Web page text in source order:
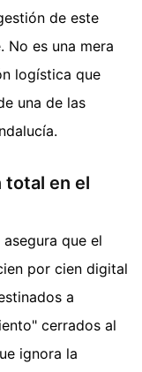
de este
No es una mera
logística que
una de las
total en el
que el
por cien digital
a
cerrados al
ignora la